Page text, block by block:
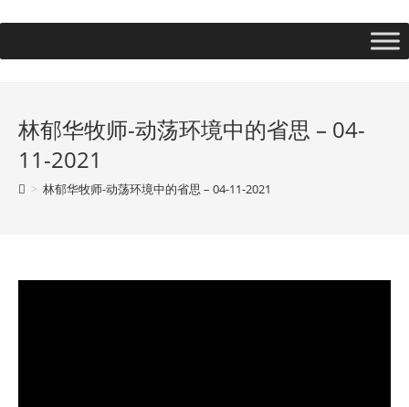
林郁华牧师-动荡环境中的省思 – 04-
11-2021
> 林郁华牧师-动荡环境中的省思 – 04-11-2021